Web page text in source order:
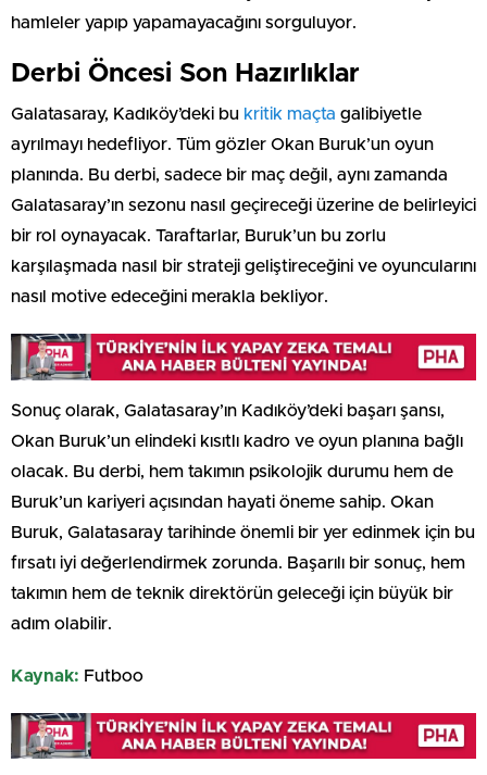
hamleler yapıp yapamayacağını sorguluyor.
Derbi Öncesi Son Hazırlıklar
Galatasaray, Kadıköy’deki bu kritik maçta galibiyetle
ayrılmayı hedefliyor. Tüm gözler Okan Buruk’un oyun
planında. Bu derbi, sadece bir maç değil, aynı zamanda
Galatasaray’ın sezonu nasıl geçireceği üzerine de belirleyici
bir rol oynayacak. Taraftarlar, Buruk’un bu zorlu
karşılaşmada nasıl bir strateji geliştireceğini ve oyuncularını
nasıl motive edeceğini merakla bekliyor.
Sonuç olarak, Galatasaray’ın Kadıköy’deki başarı şansı,
Okan Buruk’un elindeki kısıtlı kadro ve oyun planına bağlı
olacak. Bu derbi, hem takımın psikolojik durumu hem de
Buruk’un kariyeri açısından hayati öneme sahip. Okan
Buruk, Galatasaray tarihinde önemli bir yer edinmek için bu
fırsatı iyi değerlendirmek zorunda. Başarılı bir sonuç, hem
takımın hem de teknik direktörün geleceği için büyük bir
adım olabilir.
Kaynak: Futboo